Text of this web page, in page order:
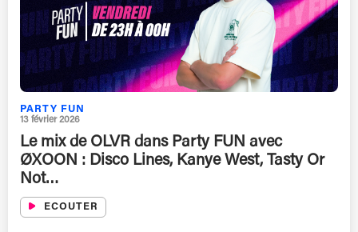
PARTY FUN
13 février 2026
Le mix de OLVR dans Party FUN avec
ØXOON : Disco Lines, Kanye West, Tasty Or
Not…
ECOUTER